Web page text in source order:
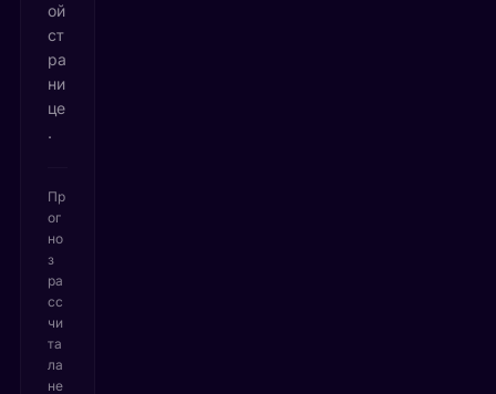
ой
ст
ра
ни
це
.
Пр
ог
но
з
ра
сс
чи
та
ла
не